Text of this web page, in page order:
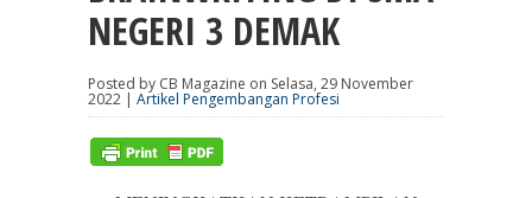
NEGERI 3 DEMAK
Posted by CB Magazine on Selasa, 29 November
2022 | Artikel Pengembangan Profesi